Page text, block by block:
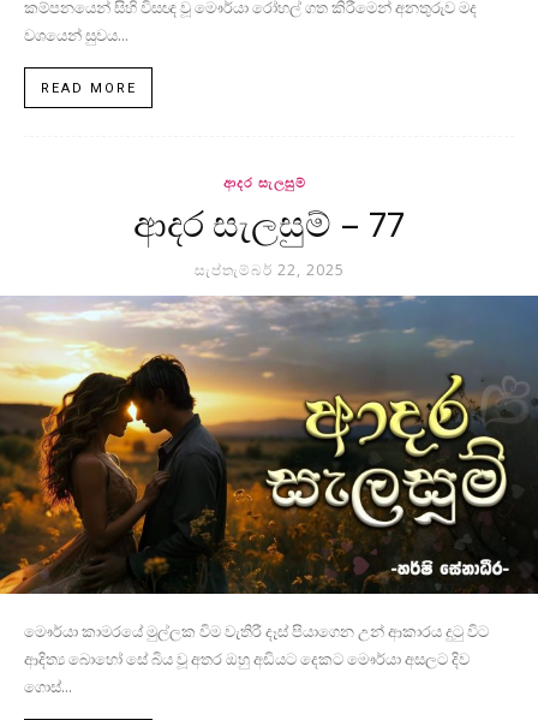
කම්පනයෙන් සිහි විසඥ වූ මෞර්යා රෝහල් ගත කිරීමෙන් අනතුරුව මද
වශයෙන් සුවය...
READ MORE
ආදර සැලසුම්
ආදර සැලසුම් – 77
සැප්තැම්බර් 22, 2025
මෞර්යා කාමරයේ මුල්ලක විම වැතිරී දෑස් පියාගෙන උන් ආකාරය දුටු විට
ආදිත්‍ය බොහෝ සේ බිය වූ අතර ඔහු අඩියට දෙකට මෞර්යා අසලට දිව
ගොස්...